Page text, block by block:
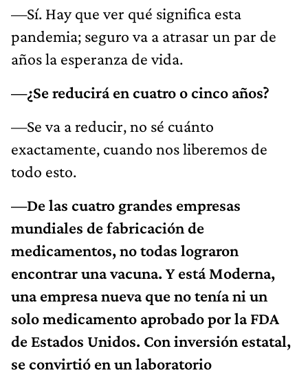
—Sí. Hay que ver qué significa esta
pandemia; seguro va a atrasar un par de
años la esperanza de vida.
—¿Se reducirá en cuatro o cinco años?
—Se va a reducir, no sé cuánto
exactamente, cuando nos liberemos de
todo esto.
—De las cuatro grandes empresas
mundiales de fabricación de
medicamentos, no todas lograron
encontrar una vacuna. Y está Moderna,
una empresa nueva que no tenía ni un
solo medicamento aprobado por la FDA
de Estados Unidos. Con inversión estatal,
se convirtió en un laboratorio